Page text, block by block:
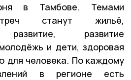
в Тамбове. Темами
станут жильё,
развитие, развитие
и дети, здоровая
для человека. По каждому
в регионе есть